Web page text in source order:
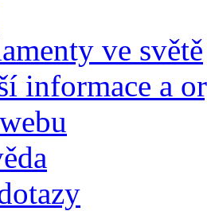
ve světě
informace a